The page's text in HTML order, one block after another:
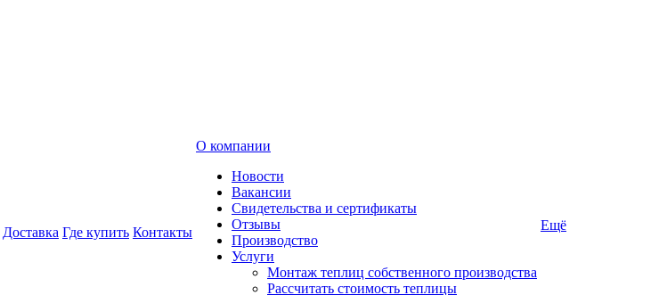
Доставка Где купить Контакты
О компании
Новости
Вакансии
Свидетельства и сертификаты
Отзывы
Производство
Услуги
Монтаж теплиц собственного производства
Рассчитать стоимость теплицы
Ещё